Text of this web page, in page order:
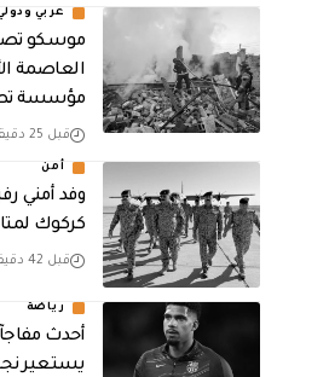
عربي
موسكو
العاصمة
مؤسسة
قبل 25 دقيقة
أمن
وفد أمني
كركوك
قبل 42 دقيقة
رياضة
أحدث
يستعير